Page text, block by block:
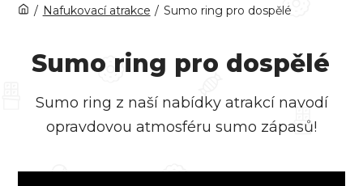
/ Nafukovací atrakce / Sumo ring pro dospělé
Sumo ring pro dospělé
Sumo ring z naší nabídky atrakcí navodí
opravdovou atmosféru sumo zápasů!